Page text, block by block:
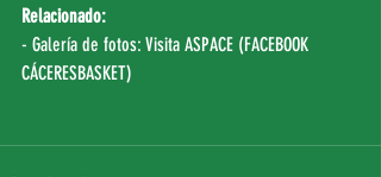
Relacionado:
- Galería de fotos: Visita ASPACE (FACEBOOK
CÁCERESBASKET)